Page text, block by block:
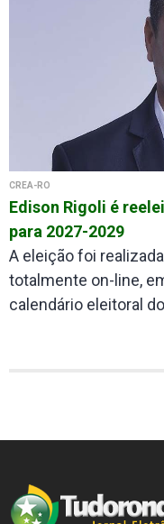
CREA-RO
Edison Rigoli é
para 2027-2029
A eleição foi
totalmente on-line,
calendário eleitoral